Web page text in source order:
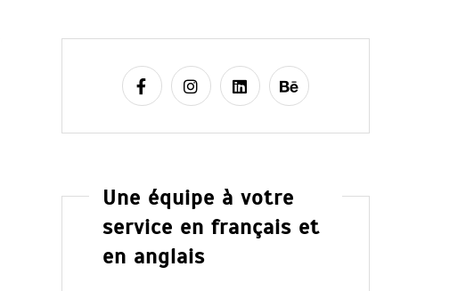
Une équipe à votre
service en français et
en anglais